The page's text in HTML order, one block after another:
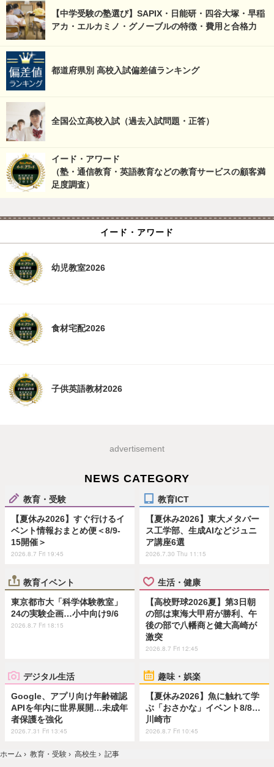
【中学受験の塾選び】SAPIX・日能研・四谷大塚・早稲
アカ・エルカミノ・グノーブルの特徴・費用と合格力
都道府県別 高校入試偏差値ランキング
全国公立高校入試（過去入試問題・正答）
イード・アワード
（塾・通信教育・英語教育などの教育サービスの顧客満
足度調査）
イード・アワード
幼児教室2026
食材宅配2026
子供英語教材2026
advertisement
NEWS CATEGORY
教育・受験
【夏休み2026】すぐ行けるイ
ベント情報おまとめ便＜8/9-
15開催＞
2026.8.7 Fri 19:45
教育ICT
【夏休み2026】東大メタバー
ス工学部、生成AIなどジュニ
ア講座6選
2026.7.30 Thu 11:15
教育イベント
東京都市大「科学体験教室」
24の実験企画…小中向け9/6
2026.8.7 Fri 18:15
生活・健康
【高校野球2026夏】第3日朝
の部は東海大甲府が勝利、午
後の部で八幡商と健大高崎が
激突
2026.8.7 Fri 12:45
デジタル生活
Google、アプリ向け年齢確認
APIを年内に世界展開…未成年
者保護を強化
2026.7.31 Fri 13:45
趣味・娯楽
【夏休み2026】魚に触れて学
ぶ「おさかな」イベント8/8…
川崎市
2026.8.7 Fri 10:45
ホーム › 教育・受験 › 高校生 › 記事